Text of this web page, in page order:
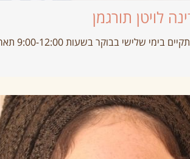
לויטן תורגמן
9:00-12:00 תאריכי הקורס: 6, 13, 20, 27 ליוני .